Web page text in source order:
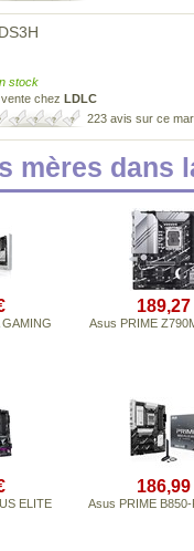
stock
vente chez LDLC
223 avis sur ce
mères dans
189,27
Asus PRIME
ELITE
186,99
Asus PRIME